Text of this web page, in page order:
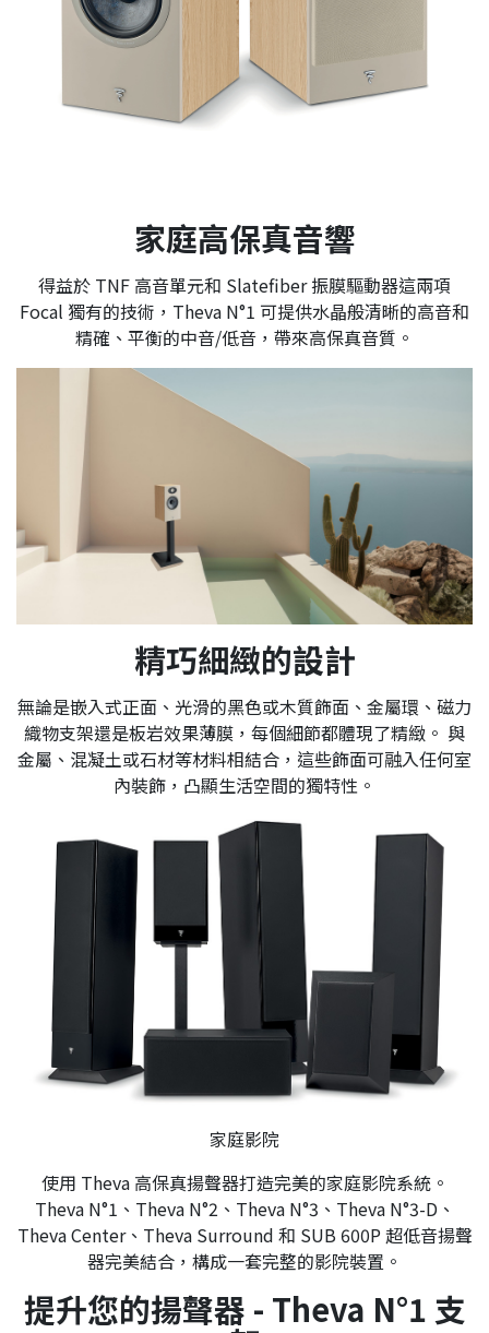
家庭高保真音響
得益於 TNF 高音單元和 Slatefiber 振膜驅動器這兩項
Focal 獨有的技術，Theva N°1 可提供水晶般清晰的高音和
精確、平衡的中音/低音，帶來高保真音質。
精巧細緻的設計
無論是嵌入式正面、光滑的黑色或木質飾面、金屬環、磁力
織物支架還是板岩效果薄膜，每個細節都體現了精緻。 與
金屬、混凝土或石材等材料相結合，這些飾面可融入任何室
內裝飾，凸顯生活空間的獨特性。
家庭影院
使用 Theva 高保真揚聲器打造完美的家庭影院系統。
Theva N°1、Theva N°2、Theva N°3、Theva N°3-D、
Theva Center、Theva Surround 和 SUB 600P 超低音揚聲
器完美結合，構成一套完整的影院裝置。
提升您的揚聲器 - Theva N°1 支